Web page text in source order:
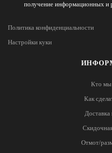
Кто мы
Как
Доставка
Отмот/
получение информационных и
Политика конфиденциальности
Настройки куки